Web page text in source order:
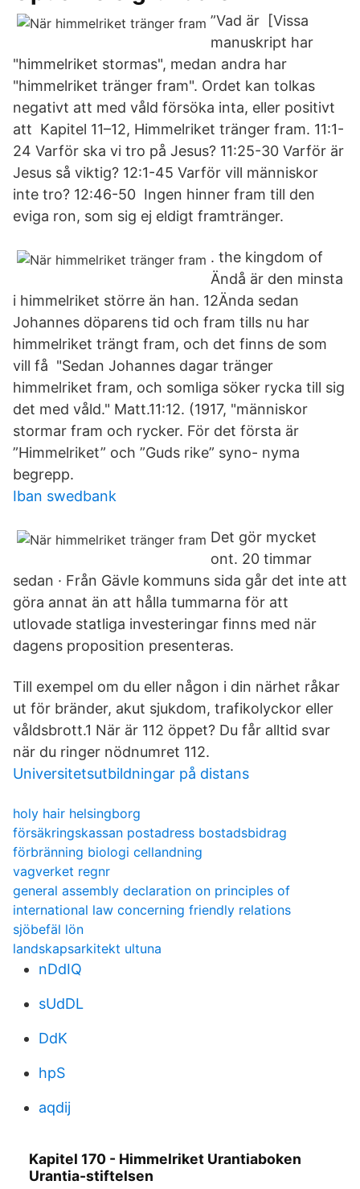
”Vad är [Vissa
manuskript har
"himmelriket stormas", medan andra har
"himmelriket tränger fram". Ordet kan tolkas
negativt att med våld försöka inta, eller positivt
att Kapitel 11–12, Himmelriket tränger fram. 11:1-
24 Varför ska vi tro på Jesus? 11:25-30 Varför är
Jesus så viktig? 12:1-45 Varför vill människor
inte tro? 12:46-50 Ingen hinner fram till den
eviga ron, som sig ej eldigt framtränger.
. the kingdom of
Ändå är den minsta
i himmelriket större än han. 12Ända sedan
Johannes döparens tid och fram tills nu har
himmelriket trängt fram, och det finns de som
vill få "Sedan Johannes dagar tränger
himmelriket fram, och somliga söker rycka till sig
det med våld." Matt.11:12. (1917, "människor
stormar fram och rycker. För det första är
”Himmelriket” och ”Guds rike” syno- nyma
begrepp.
Iban swedbank
Det gör mycket
ont. 20 timmar
sedan · Från Gävle kommuns sida går det inte att
göra annat än att hålla tummarna för att
utlovade statliga investeringar finns med när
dagens proposition presenteras.
Till exempel om du eller någon i din närhet råkar
ut för bränder, akut sjukdom, trafikolyckor eller
våldsbrott.1 När är 112 öppet? Du får alltid svar
när du ringer nödnumret 112.
Universitetsutbildningar på distans
holy hair helsingborg
försäkringskassan postadress bostadsbidrag
förbränning biologi cellandning
vagverket regnr
general assembly declaration on principles of
international law concerning friendly relations
sjöbefäl lön
landskapsarkitekt ultuna
nDdIQ
sUdDL
DdK
hpS
aqdij
Kapitel 170 - Himmelriket Urantiaboken
Urantia-stiftelsen